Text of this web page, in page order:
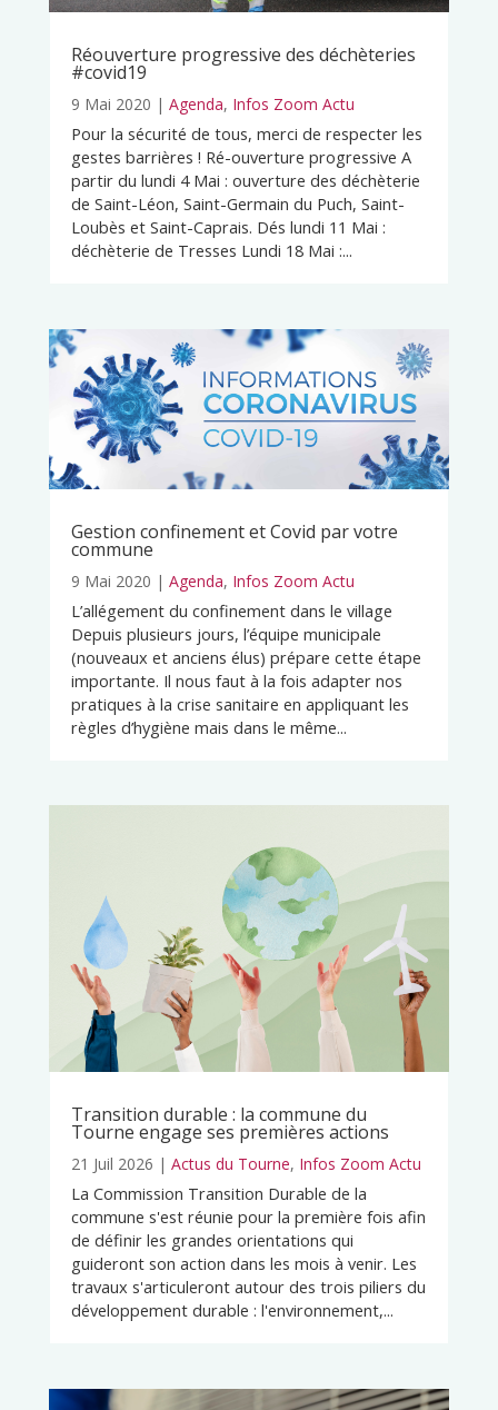
Réouverture progressive des déchèteries
#covid19
9 Mai 2020 | Agenda, Infos Zoom Actu
Pour la sécurité de tous, merci de respecter les
gestes barrières ! Ré-ouverture progressive A
partir du lundi 4 Mai : ouverture des déchèterie
de Saint-Léon, Saint-Germain du Puch, Saint-
Loubès et Saint-Caprais. Dés lundi 11 Mai :
déchèterie de Tresses Lundi 18 Mai :...
Gestion confinement et Covid par votre
commune
9 Mai 2020 | Agenda, Infos Zoom Actu
L’allégement du confinement dans le village
Depuis plusieurs jours, l’équipe municipale
(nouveaux et anciens élus) prépare cette étape
importante. Il nous faut à la fois adapter nos
pratiques à la crise sanitaire en appliquant les
règles d’hygiène mais dans le même...
Transition durable : la commune du
Tourne engage ses premières actions
21 Juil 2026 | Actus du Tourne, Infos Zoom Actu
La Commission Transition Durable de la
commune s'est réunie pour la première fois afin
de définir les grandes orientations qui
guideront son action dans les mois à venir. Les
travaux s'articuleront autour des trois piliers du
développement durable : l'environnement,...